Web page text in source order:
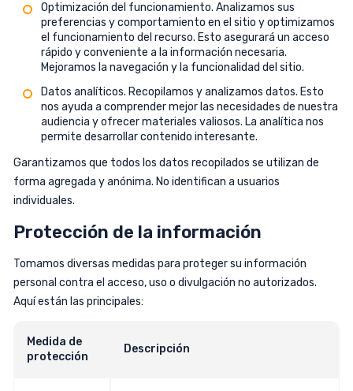
Optimización del funcionamiento. Analizamos sus
preferencias y comportamiento en el sitio y optimizamos
el funcionamiento del recurso. Esto asegurará un acceso
rápido y conveniente a la información necesaria.
Mejoramos la navegación y la funcionalidad del sitio.
Datos analíticos. Recopilamos y analizamos datos. Esto
nos ayuda a comprender mejor las necesidades de nuestra
audiencia y ofrecer materiales valiosos. La analítica nos
permite desarrollar contenido interesante.
Garantizamos que todos los datos recopilados se utilizan de
forma agregada y anónima. No identifican a usuarios
individuales.
Protección de la información
Tomamos diversas medidas para proteger su información
personal contra el acceso, uso o divulgación no autorizados.
Aquí están las principales:
Medida de
protección
Descripción